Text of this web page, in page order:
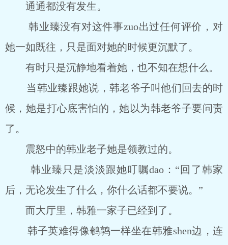
通通都没有发生。
韩业臻没有对这件事zuo出过任何评价，对
她一如既往，只是面对她的时候更沉默了。
有时只是沉静地看着她，也不知在想什么。
当韩业臻跟她说，韩老爷子叫他们回去的时
候，她是打心底害怕的，她以为韩老爷子要问责
了。
震怒中的韩业老子她是领教过的。
韩业臻只是淡淡跟她叮嘱dao：“回了韩家
后，无论发生了什么，你什么话都不要说。”
而大厅里，韩雅一家子已经到了。
韩子英难得像鹌鹑一样坐在韩雅shen边，连